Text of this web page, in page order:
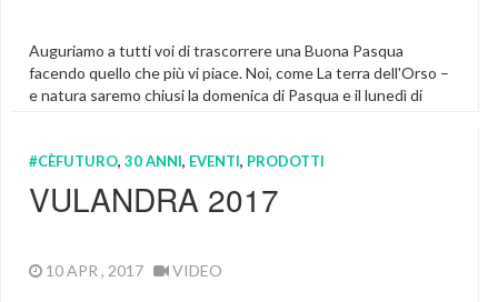
Auguriamo a tutti voi di trascorrere una Buona Pasqua
facendo quello che più vi piace. Noi, come La terra dell'Orso –
e natura saremo chiusi la domenica di Pasqua e il lunedì di
stando con le famiglie […]
Featured
#CÈFUTURO, 30 ANNI, EVENTI, PRODOTTI
VULANDRA 2017
10 APR , 2017 VIDEO